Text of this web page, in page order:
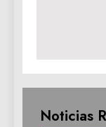
Noticias